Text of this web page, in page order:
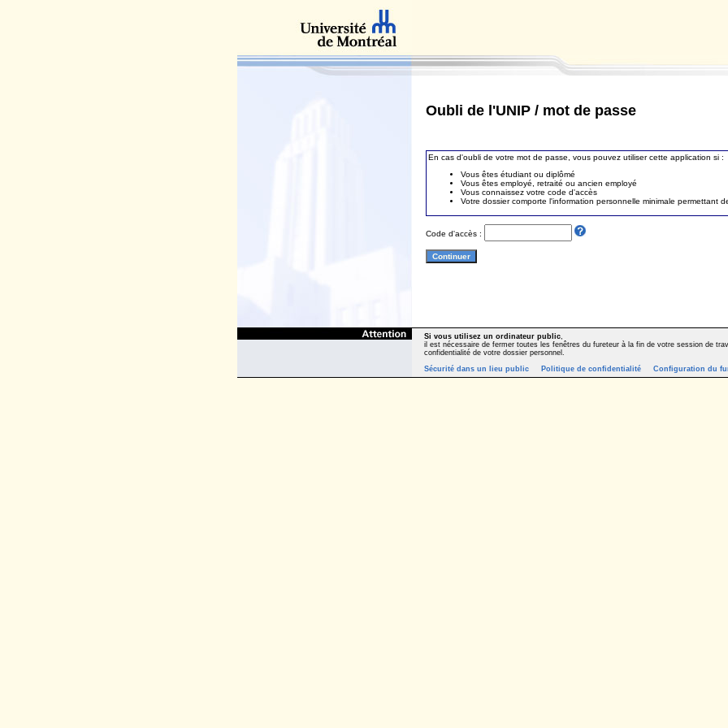
Oubli de l'UNIP / mot de passe
En cas d'oubli de votre mot de passe, vous pouvez utiliser cette application si :
Vous êtes étudiant ou diplômé
Vous êtes employé, retraité ou ancien employé
Vous connaissez votre code d'accès
Votre dossier comporte l'information personnelle minimale permettant
Code d'accès :
Si vous utilisez un ordinateur public,
il est nécessaire de fermer toutes les fenêtres du fureteur à la fin de votre session de
confidentialité de votre dossier personnel.
Sécurité dans un lieu public
Politique de confidentialité Configuration du